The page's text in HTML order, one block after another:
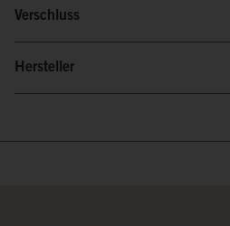
Verschluss
Hersteller